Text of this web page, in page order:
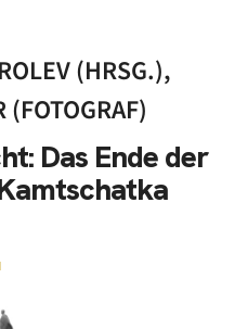
(HRSG.),
(FOTOGRAF)
Das Ende der